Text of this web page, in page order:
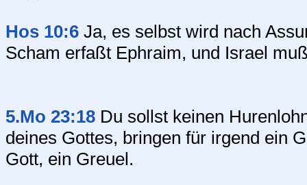
Hos 10:6 Ja, es selbst wird nach
Scham erfaßt Ephraim, und Israel
5.Mo 23:18 Du sollst keinen
deines Gottes, bringen für irgend ein
Gott, ein Greuel.